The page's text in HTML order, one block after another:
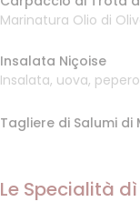
Marinatura Olio di
Insalata Niçoise
Insalata, uova,
Tagliere di Salumi di
Le Specialità